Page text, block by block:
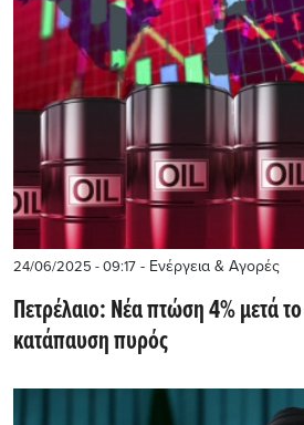
24/06/2025 - 09:17 - Ενέργεια & Αγορές
Πετρέλαιο: Νέα πτώση 4% μετά
κατάπαυση πυρός